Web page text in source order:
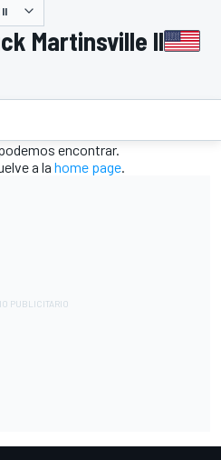
Martinsville II
encontrar.
a la home page.